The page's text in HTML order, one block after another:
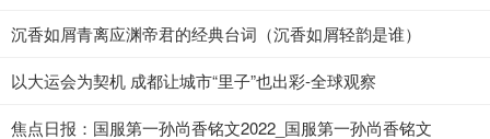
沉香如屑青离应渊帝君的经典台词（沉香如屑轻韵是谁）
以大运会为契机 成都让城市“里子”也出彩-全球观察
焦点日报：国服第一孙尚香铭文2022_国服第一孙尚香铭文